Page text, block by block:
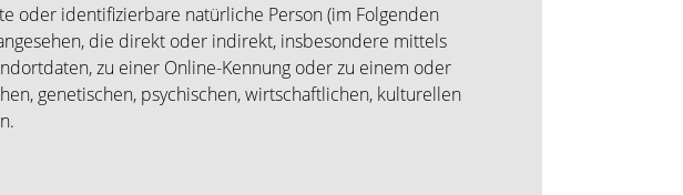
oder identifizierbare natürliche Person (im Folgenden
die direkt oder indirekt, insbesondere mittels
zu einer Online-Kennung oder zu einem oder
genetischen, psychischen, wirtschaftlichen, kulturellen